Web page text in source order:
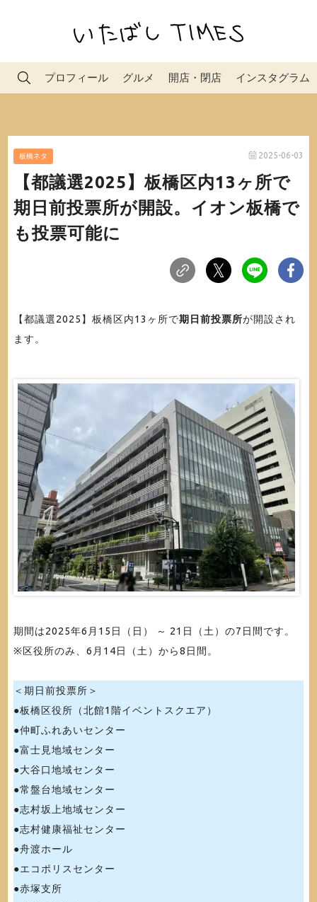
プロフィール グルメ 開店・閉店 インスタグラム
板橋ネタ 2025-06-03
【都議選2025】板橋区内13ヶ所で
期日前投票所が開設。イオン板橋で
も投票可能に
【都議選2025】板橋区内13ヶ所で期日前投票所が開設され
ます。
期間は2025年6月15日（日） ～ 21日（土）の7日間です。
※区役所のみ、6月14日（土）から8日間。
＜期日前投票所＞
●板橋区役所（北館1階イベントスクエア）
●仲町ふれあいセンター
●富士見地域センター
●大谷口地域センター
●常盤台地域センター
●志村坂上地域センター
●志村健康福祉センター
●舟渡ホール
●エコポリスセンター
●赤塚支所